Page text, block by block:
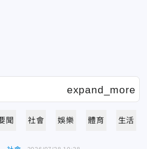
聞 社會 娛樂 體育 生活